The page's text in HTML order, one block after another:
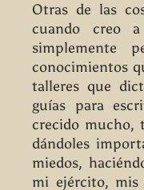
Otras de las
cuando creo
simplemente
conocimientos
talleres que
guías para
crecido mucho,
dándoles
miedos,
mi ejército, mis